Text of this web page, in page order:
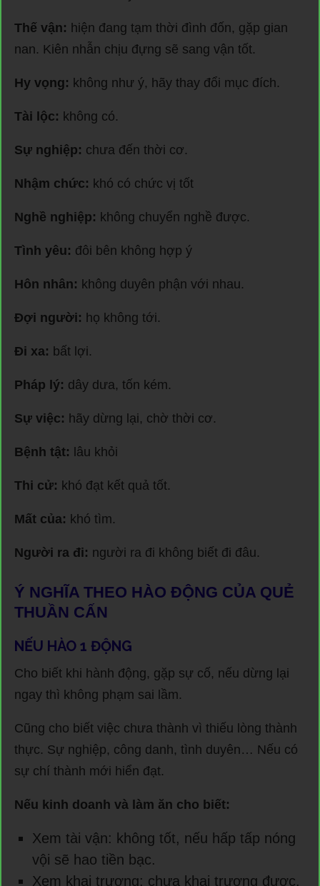
Thế vận: hiện đang tạm thời đình đốn, gặp gian
nan. Kiên nhẫn chịu đựng sẽ sang vận tốt.
Hy vọng: không như ý, hãy thay đổi mục đích.
Tài lộc: không có.
Sự nghiệp: chưa đến thời cơ.
Nhậm chức: khó có chức vị tốt
Nghề nghiệp: không chuyển nghề được.
Tình yêu: đôi bên không hợp ý
Hôn nhân: không duyên phận với nhau.
Đợi người: họ không tới.
Đi xa: bất lợi.
Pháp lý: dây dưa, tốn kém.
Sự việc: hãy dừng lại, chờ thời cơ.
Bệnh tật: lâu khỏi
Thi cử: khó đạt kết quả tốt.
Mất của: khó tìm.
Người ra đi: người ra đi không biết đi đâu.
Ý NGHĨA THEO HÀO ĐỘNG CỦA QUẺ
THUẦN CẤN
NẾU HÀO 1 ĐỘNG
Cho biết khi hành động, gặp sự cố, nếu dừng lại
ngay thì không phạm sai lầm.
Cũng cho biết việc chưa thành vì thiếu lòng thành
thực. Sự nghiệp, công danh, tình duyên… Nếu có
sự chí thành mới hiển đạt.
Nếu kinh doanh và làm ăn cho biết:
Xem tài vận: không tốt, nếu hấp tấp nóng
vội sẽ hao tiền bạc.
Xem khai trương: chưa khai trương được.